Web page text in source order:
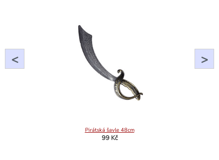
<
Pirátská šavle 48cm
99 Kč
>